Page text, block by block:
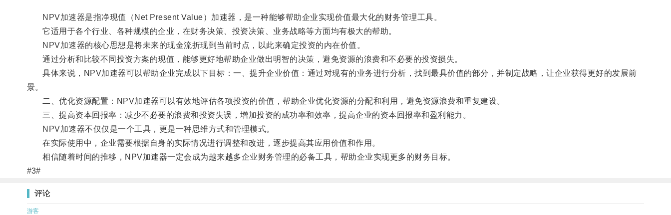
NPV加速器是指净现值（Net Present Value）加速器，是一种能够帮助企业实现价值最大化的财务管理工具。
它适用于各个行业、各种规模的企业，在财务决策、投资决策、业务战略等方面均有极大的帮助。
NPV加速器的核心思想是将未来的现金流折现到当前时点，以此来确定投资的内在价值。
通过分析和比较不同投资方案的现值，能够更好地帮助企业做出明智的决策，避免资源的浪费和不必要的投资损失。
具体来说，NPV加速器可以帮助企业完成以下目标：一、提升企业价值：通过对现有的业务进行分析，找到最具价值的部分，并制定战略，让企业获得更好的发展前
景。
二、优化资源配置：NPV加速器可以有效地评估各项投资的价值，帮助企业优化资源的分配和利用，避免资源浪费和重复建设。
三、提高资本回报率：减少不必要的浪费和投资失误，增加投资的成功率和效率，提高企业的资本回报率和盈利能力。
NPV加速器不仅仅是一个工具，更是一种思维方式和管理模式。
在实际使用中，企业需要根据自身的实际情况进行调整和改进，逐步提高其应用价值和作用。
相信随着时间的推移，NPV加速器一定会成为越来越多企业财务管理的必备工具，帮助企业实现更多的财务目标。
#3#
评论
游客